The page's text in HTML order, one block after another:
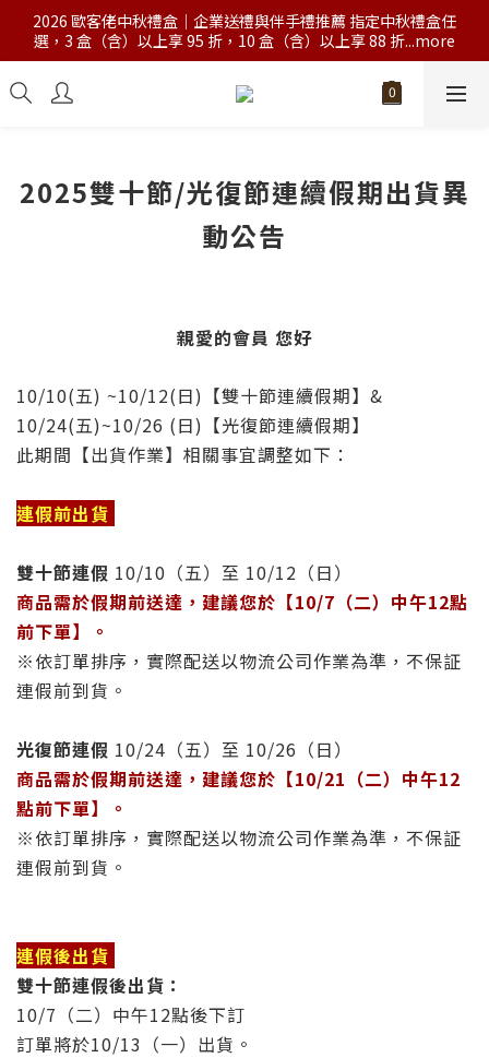
2026 歐客佬中秋禮盒｜企業送禮與伴手禮推薦 指定中秋禮盒任
選，3 盒（含）以上享 95 折，10 盒（含）以上享 88 折...more
2025雙十節/光復節連續假期出貨異
動公告
親愛的會員 您好
10/10(五) ~10/12(日)【雙十節連續假期】&
10/24(五)~10/26 (日)【光復節連續假期】
此期間【出貨作業】相關事宜調整如下：
連假前出貨
雙十節連假 10/10（五）至 10/12（日）
商品需於假期前送達，建議您於【10/7（二）中午12點
前下單】
。
※依訂單排序，實際配送以物流公司作業為準，不保証
連假前到貨。
光復節連假 10/24（五）至 10/26（日）
商品需於假期前送達，建議您於【10/21（二） 中午12
點前下單】
。
※依訂單排序，實際配送以物流公司作業為準，不保証
連假前到貨。
連假後出貨
雙十節連假後出貨：
10/7（二）中午12點後下訂
訂單將於10/13（一）出貨。